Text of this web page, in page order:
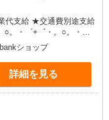
代支給 ★交通費別途支給
) お友達を紹介
定有) ★月2回払
）★ ゜・。○。・゜
ショップ
詳細を見る